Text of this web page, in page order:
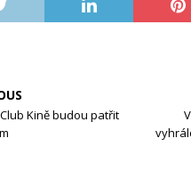
Kině budou patřit